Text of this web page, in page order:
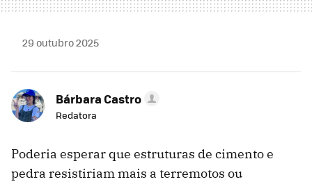
29 outubro 2025
Bárbara Castro
Redatora
Poderia esperar que estruturas de cimento e
pedra resistiriam mais a terremotos ou